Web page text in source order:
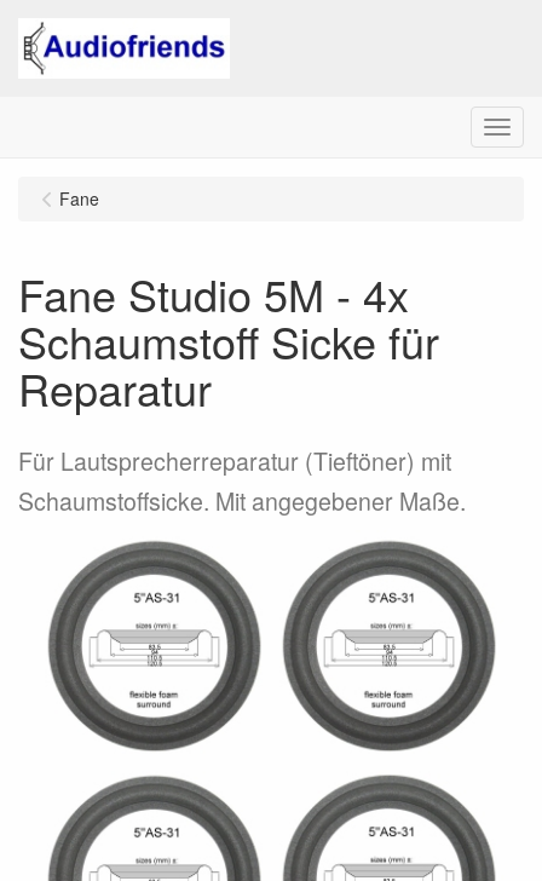
Menu
Fane
Fane Studio 5M - 4x
Schaumstoff Sicke für
Reparatur
Für Lautsprecherreparatur (Tieftöner) mit
Schaumstoffsicke. Mit angegebener Maße.